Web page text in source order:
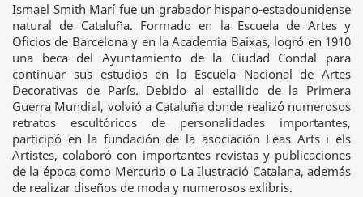
Ismael Smith Marí fue un grabador hispano-estadounidense
natural de Cataluña. Formado en la Escuela de Artes y
Oficios de Barcelona y en la Academia Baixas, logró en 1910
una beca del Ayuntamiento de la Ciudad Condal para
continuar sus estudios en la Escuela Nacional de Artes
Decorativas de París. Debido al estallido de la Primera
Guerra Mundial, volvió a Cataluña donde realizó numerosos
retratos escultóricos de personalidades importantes,
participó en la fundación de la asociación Leas Arts i els
Artistes, colaboró con importantes revistas y publicaciones
de la época como Mercurio o La Ilustració Catalana, además
de realizar diseños de moda y numerosos exlibris.